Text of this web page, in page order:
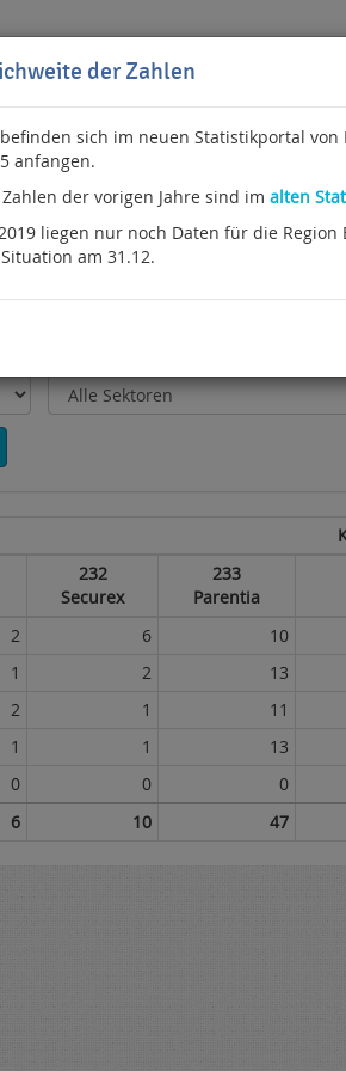
der Zahlen
sich im neuen Statistikportal von
anfangen.
Zahlen der vorigen Jahre sind im alten
liegen nur noch Daten für die
am 31.12.
Kinder Bilaterale Abkommen
und pro Kindergeldkasse
pro
232
Securex
233
Parentia
2 6 10
1 2 13
2 1 11
1 1 13
0 0 0
6 10 47